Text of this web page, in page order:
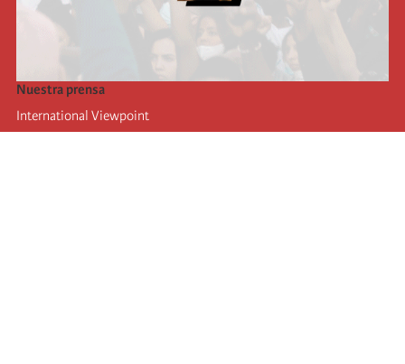
Nuestra prensa
International Viewpoint